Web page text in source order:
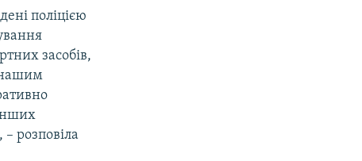
поліцією
засобів,
нашим
розповіла